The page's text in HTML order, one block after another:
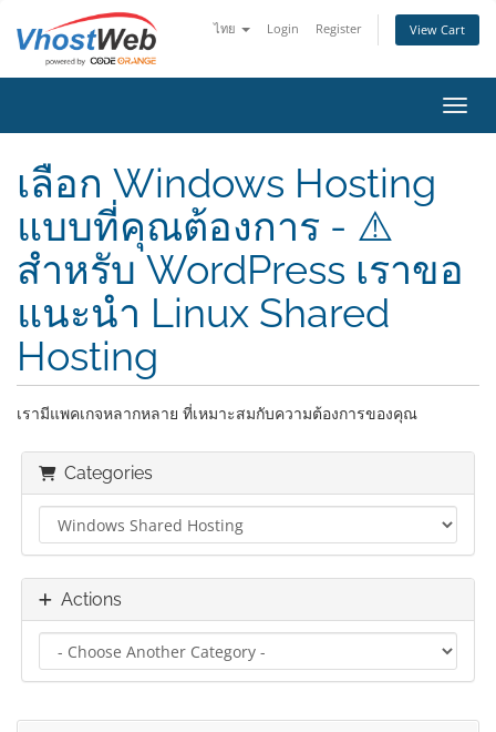
ไทย Login Register View Cart
เลือก Windows Hosting
แบบที่คุณต้องการ - ⚠️
สำหรับ WordPress เราขอ
แนะนำ Linux Shared
Hosting
เรามีแพคเกจหลากหลาย ที่เหมาะสมกับความต้องการของคุณ
Categories
Actions